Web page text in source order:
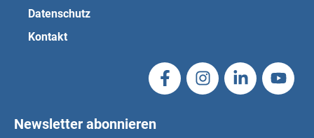
Datenschutz
Kontakt
Newsletter abonnieren